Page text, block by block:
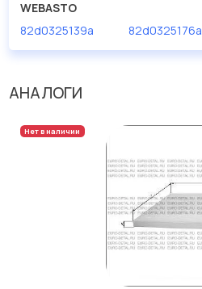
WEBASTO
82d0325139a
82d0325176a
АНАЛОГИ
Нет в наличии